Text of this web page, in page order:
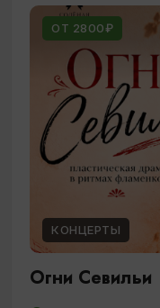
ОТ 2800₽
КОНЦЕРТЫ
Огни Севильи